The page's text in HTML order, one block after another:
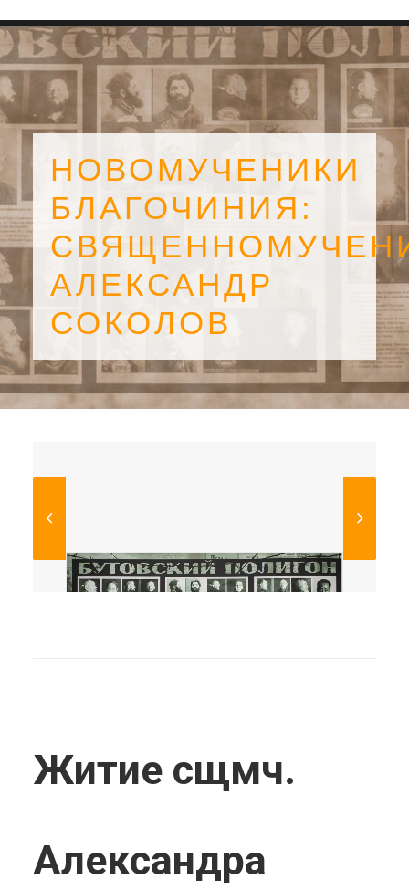
SEARCH
НОВОМУЧЕНИКИ
БЛАГОЧИНИЯ:
АЛЕКСАНДР
СОКОЛОВ
Житие сщмч.
Александра